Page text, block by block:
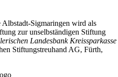
Sigmaringen wird als
zur unselbständigen Stiftung
Landesbank Kreissparkasse
Stiftungstreuhand AG, Fürth,